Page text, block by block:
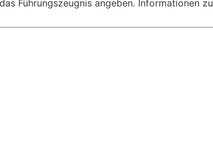
Führungszeugnis angeben. Informationen zu